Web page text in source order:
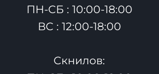
ПН-СБ : 10:00-18:00
ВС : 12:00-18:00
Скнилов: